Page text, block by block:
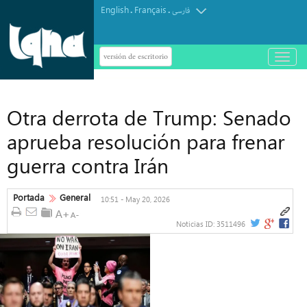
English. Français.فارسی
versión de escritorio
باز
و
Otra derrota de Trump: Senado
aprueba resolución para frenar
guerra contra Irán
Portada General 10:51 - May 20, 2026
Noticias ID: 3511496